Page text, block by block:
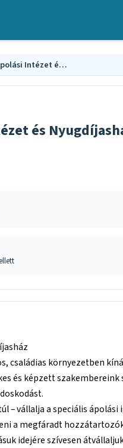
Hársfalevél Ápolási Intézet és Nyugdíjasház
és
családias környezetben
és képzett
– vállalja a speciális
a megfáradt
idejére szívesen